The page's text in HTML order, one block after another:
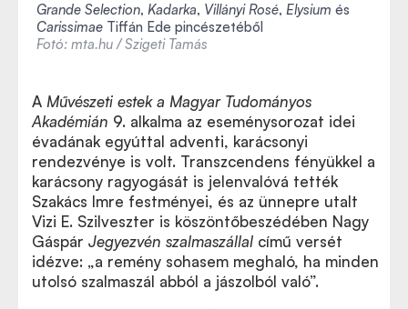
Grande Selection, Kadarka, Villányi Rosé, Elysium és
Carissimae Tiffán Ede pincészetéből
Fotó: mta.hu / Szigeti Tamás
A Művészeti estek a Magyar Tudományos
Akadémián 9. alkalma az eseménysorozat idei
évadának egyúttal adventi, karácsonyi
rendezvénye is volt. Transzcendens fényükkel a
karácsony ragyogását is jelenvalóvá tették
Szakács Imre festményei, és az ünnepre utalt
Vizi E. Szilveszter is köszöntőbeszédében Nagy
Gáspár Jegyezvén szalmaszállal című versét
idézve: „a remény sohasem meghaló, ha minden
utolsó szalmaszál abból a jászolból való”.